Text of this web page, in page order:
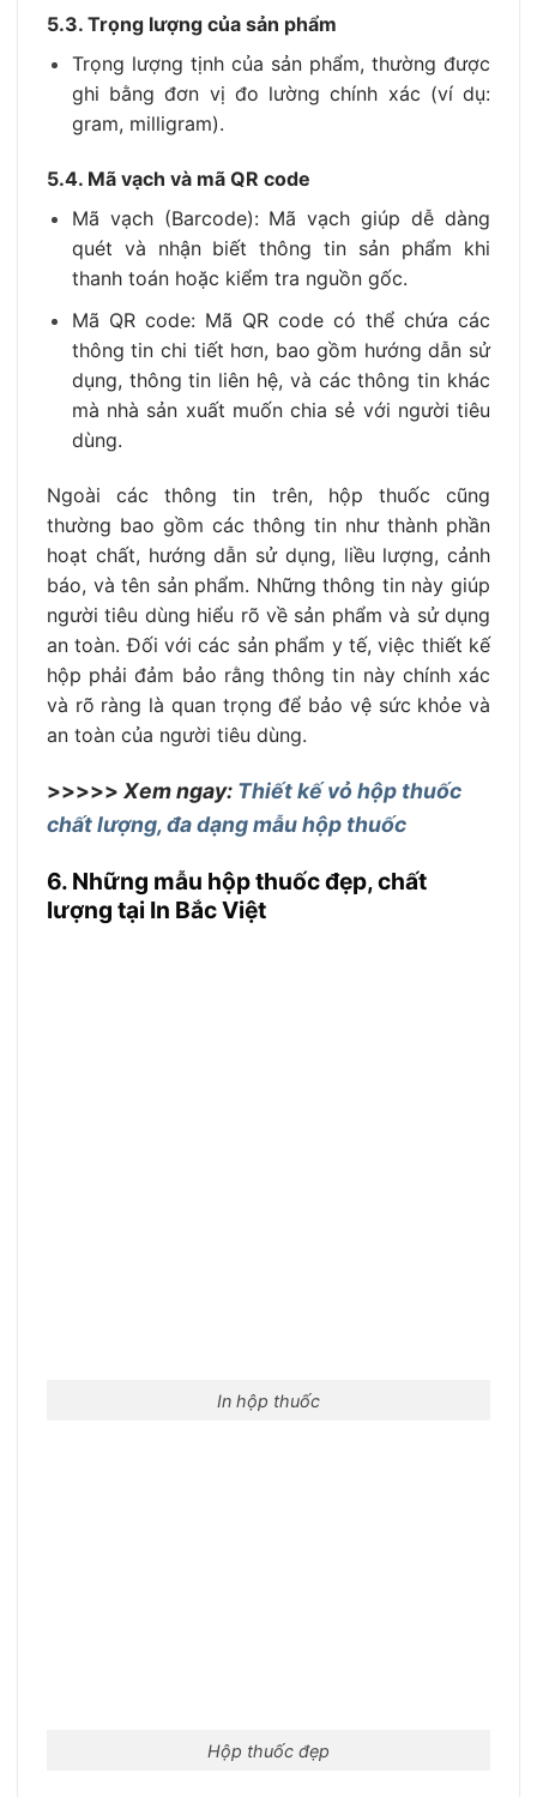
5.3. Trọng lượng của sản phẩm
Trọng lượng tịnh của sản phẩm, thường được
ghi bằng đơn vị đo lường chính xác (ví dụ:
gram, milligram).
5.4. Mã vạch và mã QR code
Mã vạch (Barcode): Mã vạch giúp dễ dàng
quét và nhận biết thông tin sản phẩm khi
thanh toán hoặc kiểm tra nguồn gốc.
Mã QR code: Mã QR code có thể chứa các
thông tin chi tiết hơn, bao gồm hướng dẫn sử
dụng, thông tin liên hệ, và các thông tin khác
mà nhà sản xuất muốn chia sẻ với người tiêu
dùng.
Ngoài các thông tin trên, hộp thuốc cũng
thường bao gồm các thông tin như thành phần
hoạt chất, hướng dẫn sử dụng, liều lượng, cảnh
báo, và tên sản phẩm. Những thông tin này giúp
người tiêu dùng hiểu rõ về sản phẩm và sử dụng
an toàn. Đối với các sản phẩm y tế, việc thiết kế
hộp phải đảm bảo rằng thông tin này chính xác
và rõ ràng là quan trọng để bảo vệ sức khỏe và
an toàn của người tiêu dùng.
>>>>> Xem ngay: Thiết kế vỏ hộp thuốc
chất lượng, đa dạng mẫu hộp thuốc
6. Những mẫu hộp thuốc đẹp, chất
lượng tại In Bắc Việt
In hộp thuốc
Hộp thuốc đẹp